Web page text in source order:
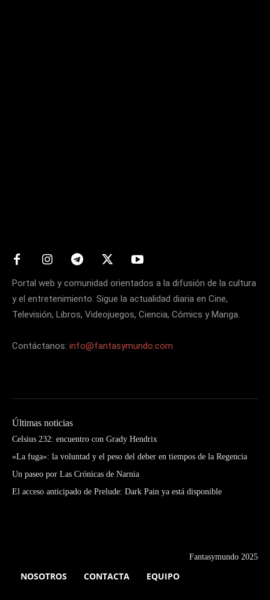
Portal web y comunidad orientados a la difusión de la cultura
y el entretenimiento. Sigue la actualidad diaria en Cine,
Televisión, Libros, Videojuegos, Ciencia, Cómics y Manga.
Contáctanos: info@fantasymundo.com
Últimas noticias
Celsius 232: encuentro con Grady Hendrix
«La fuga»: la voluntad y el peso del deber en tiempos de la Regencia
Un paseo por Las Crónicas de Narnia
El acceso anticipado de Prelude: Dark Pain ya está disponible
Fantasymundo 2025
NOSOTROS CONTACTA EQUIPO